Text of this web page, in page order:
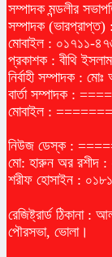
সম্পাদক মন্ডলীর
সম্পাদক
মোবাইল : ০১৭১১-
প্রকাশক : বীথি
নির্বাহী সম্পাদক :
বার্তা সম্পাদক :
মোবাইল :
নিউজ ডেস্ক :
মো: হারুন অর রশীদ
শরীফ হোসাইন :
রেজিষ্ট্রার্ড ঠিকানা
পৌরসভা, ভোলা।